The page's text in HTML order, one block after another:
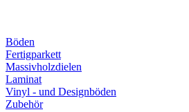
Böden
Fertigparkett
Massivholzdielen
Laminat
Vinyl - und Designböden
Zubehör